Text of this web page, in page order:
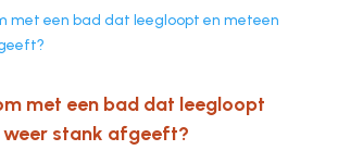
met een bad dat leegloopt
weer stank afgeeft?